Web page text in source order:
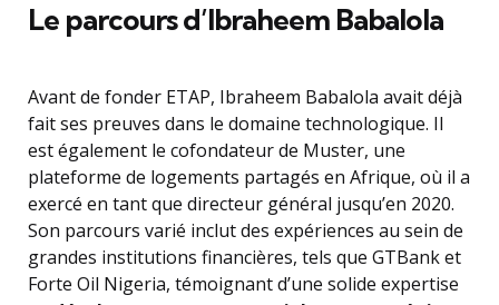
Le parcours d’Ibraheem Babalola
Avant de fonder ETAP, Ibraheem Babalola avait déjà
fait ses preuves dans le domaine technologique. Il
est également le cofondateur de Muster, une
plateforme de logements partagés en Afrique, où il a
exercé en tant que directeur général jusqu’en 2020.
Son parcours varié inclut des expériences au sein de
grandes institutions financières, tels que GTBank et
Forte Oil Nigeria, témoignant d’une solide expertise